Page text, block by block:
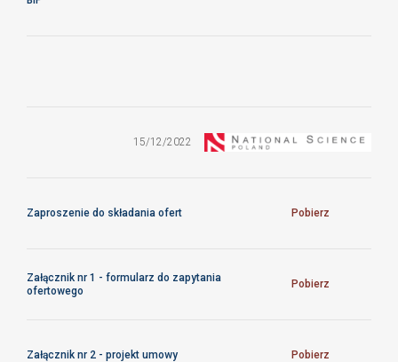
ZO/17/CFTPAN/2022
15/12/2022
Zaproszenie do składania ofert Pobierz
Załącznik nr 1 - formularz do zapytania
ofertowego
Pobierz
Załącznik nr 2 - projekt umowy Pobierz